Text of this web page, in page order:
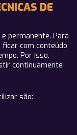
DE
permanente. Para
ficar com conteúdo
Por isso,
continuamente
são: